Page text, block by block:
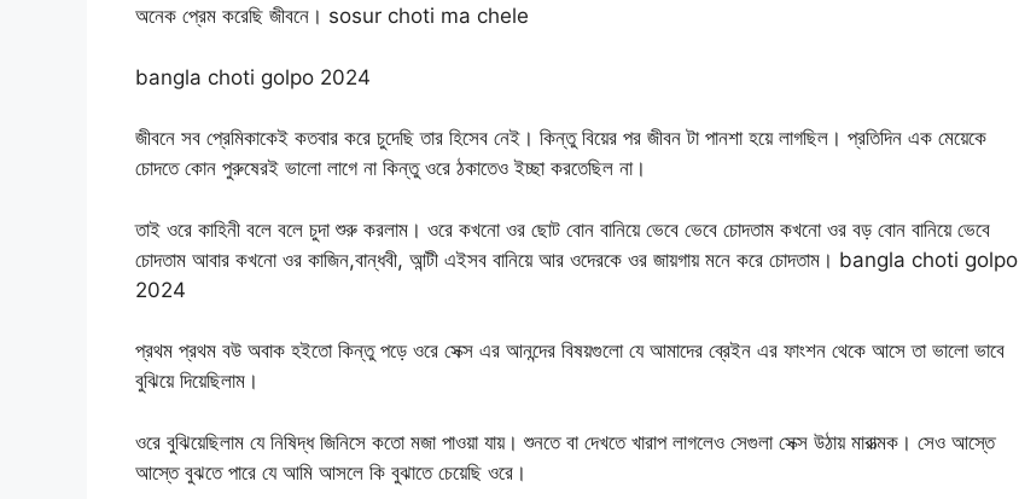
অনেক প্রেম করেছি জীবনে। sosur choti ma chele
bangla choti golpo 2024
জীবনে সব প্রেমিকাকেই কতবার করে চুদেছি তার হিসেব নেই। কিন্তু বিয়ের পর জীবন টা পানশা হয়ে লাগছিল। প্রতিদিন এক মেয়েকে
চোদতে কোন পুরুষেরই ভালো লাগে না কিন্তু ওরে ঠকাতেও ইচ্ছা করতেছিল না।
তাই ওরে কাহিনী বলে বলে চুদা শুরু করলাম। ওরে কখনো ওর ছোট বোন বানিয়ে ভেবে ভেবে চোদতাম কখনো ওর বড় বোন বানিয়ে ভেবে
চোদতাম আবার কখনো ওর কাজিন,বান্ধবী, আন্টী এইসব বানিয়ে আর ওদেরকে ওর জায়গায় মনে করে চোদতাম। bangla choti golpo
2024
প্রথম প্রথম বউ অবাক হইতো কিন্তু পড়ে ওরে সেক্স এর আনন্দের বিষয়গুলো যে আমাদের ব্রেইন এর ফাংশন থেকে আসে তা ভালো ভাবে
বুঝিয়ে দিয়েছিলাম।
ওরে বুঝিয়েছিলাম যে নিষিদ্ধ জিনিসে কতো মজা পাওয়া যায়। শুনতে বা দেখতে খারাপ লাগলেও সেগুলা সেক্স উঠায় মারাত্মক। সেও আস্তে
আস্তে বুঝতে পারে যে আমি আসলে কি বুঝাতে চেয়েছি ওরে।